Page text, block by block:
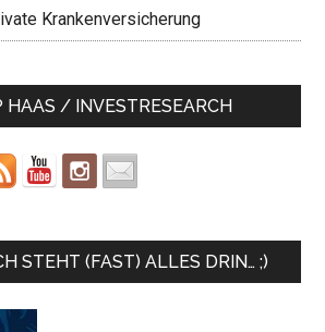
Krankenversicherung
HAAS / INVESTRESEARCH
STEHT (FAST) ALLES DRIN… ;)